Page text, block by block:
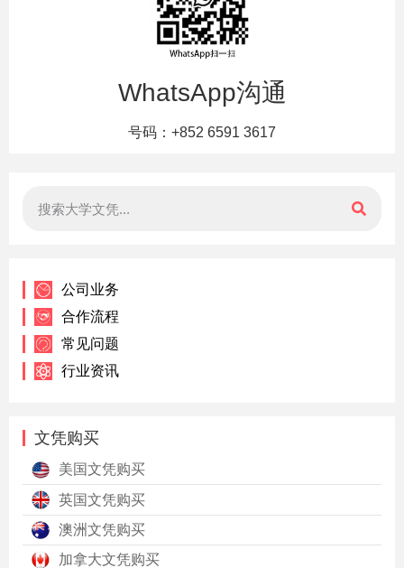
WhatsApp沟通
号码：+852 6591 3617
公司业务
合作流程
常见问题
行业资讯
文凭购买
美国文凭购买
英国文凭购买
澳洲文凭购买
加拿大文凭购买